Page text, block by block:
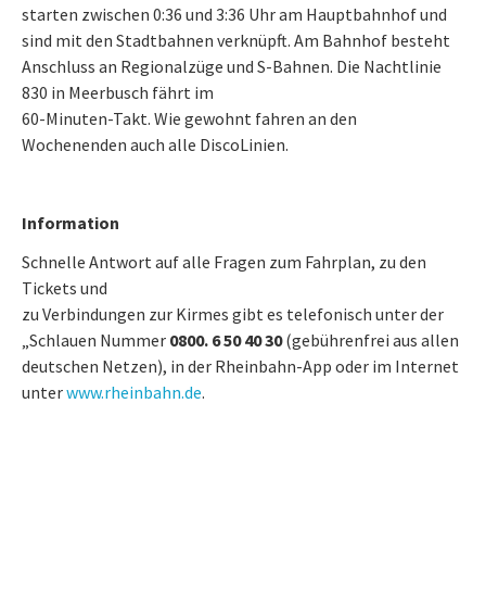
starten zwischen 0:36 und 3:36 Uhr am Hauptbahnhof und
sind mit den Stadtbahnen verknüpft. Am Bahnhof besteht
Anschluss an Regionalzüge und S-Bahnen. Die Nachtlinie
830 in Meerbusch fährt im
60-Minuten-Takt. Wie gewohnt fahren an den
Wochenenden auch alle DiscoLinien.
Information
Schnelle Antwort auf alle Fragen zum Fahrplan, zu den
Tickets und
zu Verbindungen zur Kirmes gibt es telefonisch unter der
„Schlauen Nummer 0800. 6 50 40 30(gebührenfrei aus allen
deutschen Netzen), in der Rheinbahn-App oder im Internet
unterwww.rheinbahn.de.